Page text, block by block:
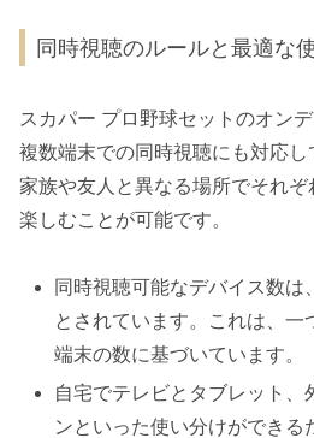
同時視聴のルールと最適な
スカパー プロ野球セットのオン
複数端末での同時視聴にも対応し
家族や友人と異なる場所でそれ
楽しむことが可能です。
同時視聴可能なデバイス数は
とされています。これは、一
端末の数に基づいています。
自宅でテレビとタブレット、
ンといった使い分けができる